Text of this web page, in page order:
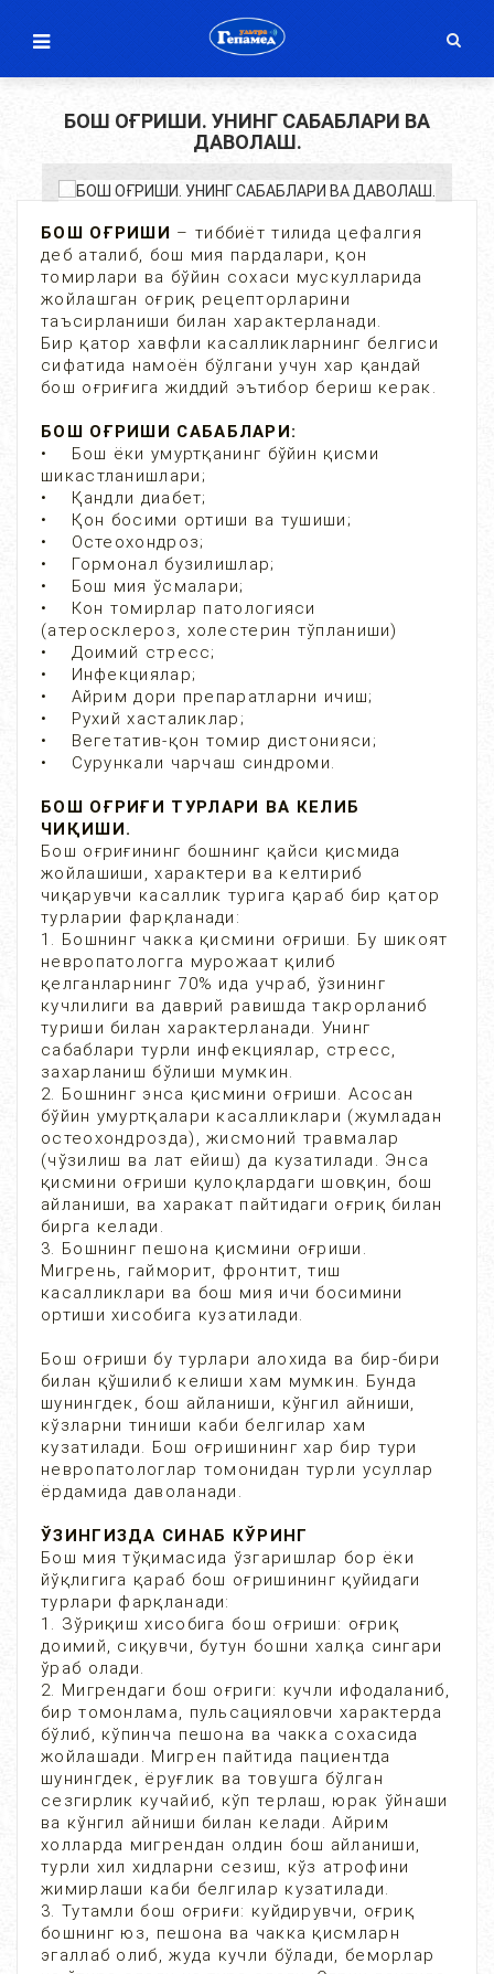
БОШ ОҒРИШИ. УНИНГ САБАБЛАРИ ВА
ДАВОЛАШ.
БОШ ОҒРИШИ – тиббиёт тилида цефалгия
деб аталиб, бош мия пардалари, қон
томирлари ва бўйин сохаси мускулларида
жойлашган оғриқ рецепторларини
таъсирланиши билан характерланади.
Бир қатор хавфли касалликларнинг белгиси
сифатида намоён бўлгани учун хар қандай
бош оғриғига жиддий эътибор бериш керак.
БОШ ОҒРИШИ САБАБЛАРИ:
• Бош ёки умуртқанинг бўйин қисми
шикастланишлари;
• Қандли диабет;
• Қон босими ортиши ва тушиши;
• Остеохондроз;
• Гормонал бузилишлар;
• Бош мия ўсмалари;
• Кон томирлар патологияси
(атеросклероз, холестерин тўпланиши)
• Доимий стресс;
• Инфекциялар;
• Айрим дори препаратларни ичиш;
• Рухий хасталиклар;
• Вегетатив-қон томир дистонияси;
• Сурункали чарчаш синдроми.
БОШ ОҒРИҒИ ТУРЛАРИ ВА КЕЛИБ
ЧИҚИШИ.
Бош оғриғининг бошнинг қайси қисмида
жойлашиши, характери ва келтириб
чиқарувчи касаллик турига қараб бир қатор
турларии фарқланади:
1. Бошнинг чакка қисмини оғриши. Бу шикоят
невропатологга мурожаат қилиб
қелганларнинг 70% ида учраб, ўзининг
кучлилиги ва даврий равишда такрорланиб
туриши билан характерланади. Унинг
сабаблари турли инфекциялар, стресс,
захарланиш бўлиши мумкин.
2. Бошнинг энса қисмини оғриши. Асосан
бўйин умуртқалари касалликлари (жумладан
остеохондрозда), жисмоний травмалар
(чўзилиш ва лат ейиш) да кузатилади. Энса
қисмини оғриши қулоқлардаги шовқин, бош
айланиши, ва харакат пайтидаги оғриқ билан
бирга келади.
3. Бошнинг пешона қисмини оғриши.
Мигрень, гайморит, фронтит, тиш
касалликлари ва бош мия ичи босимини
ортиши хисобига кузатилади.
Бош оғриши бу турлари алохида ва бир-бири
билан қўшилиб келиши хам мумкин. Бунда
шунингдек, бош айланиши, кўнгил айниши,
кўзларни тиниши каби белгилар хам
кузатилади. Бош оғришининг хар бир тури
невропатологлар томонидан турли усуллар
ёрдамида даволанади.
ЎЗИНГИЗДА СИНАБ КЎРИНГ
Бош мия тўқимасида ўзгаришлар бор ёки
йўқлигига қараб бош оғришининг қуйидаги
турлари фарқланади:
1. Зўриқиш хисобига бош оғриши: оғриқ
доимий, сиқувчи, бутун бошни халқа сингари
ўраб олади.
2. Мигрендаги бош оғриги: кучли ифодаланиб,
бир томонлама, пульсацияловчи характерда
бўлиб, кўпинча пешона ва чакка сохасида
жойлашади. Мигрен пайтида пациентда
шунингдек, ёруғлик ва товушга бўлган
сезгирлик кучайиб, кўп терлаш, юрак ўйнаши
ва кўнгил айниши билан келади. Айрим
холларда мигрендан олдин бош айланиши,
турли хил хидларни сезиш, кўз атрофини
жимирлаши каби белгилар кузатилади.
3. Тутамли бош оғриғи: куйдирувчи, оғриқ
бошнинг юз, пешона ва чакка қисмларн
эгаллаб олиб, жуда кучли бўлади, беморлар